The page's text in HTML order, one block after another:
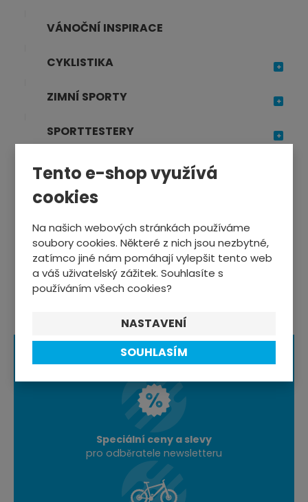
Tento e-shop využívá
cookies
Na našich webových stránkách používáme
soubory cookies. Některé z nich jsou nezbytné,
zatímco jiné nám pomáhají vylepšit tento web
a váš uživatelský zážitek. Souhlasíte s
používáním všech cookies?
NASTAVENÍ
SOUHLASÍM
VÁNOČNÍ INSPIRACE
CYKLISTIKA
ZIMNÍ SPORTY
SPORTTESTERY
SPORTOVNÍ VÝŽIVA
TRENAŽÉRY, FITNESS
OSTATNÍ SPORTY
Speciální ceny a slevy
pro odběratele newsletteru